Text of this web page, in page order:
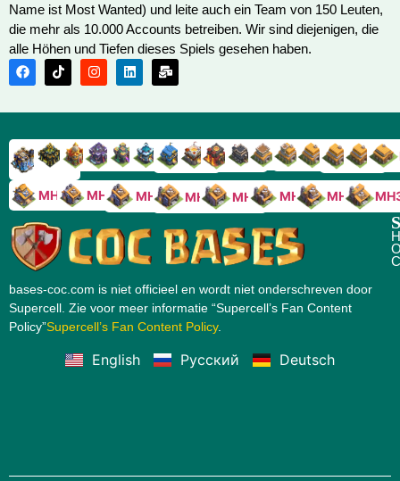
Name ist Most Wanted) und leite auch ein Team von 150 Leuten,
die mehr als 10.000 Accounts betreiben. Wir sind diejenigen, die
alle Höhen und Tiefen dieses Spiels gesehen haben.
RH18RH17RH16RH15RH14RH13RH12RH11RH10RH9RH8RH7RH6RH5RH4
MH10 MH9 MH8 MH7 MH6 MH5 MH4
bases-coc.com is niet officieel en wordt niet onderschreven door
Supercell. Zie voor meer informatie “Supercell’s Fan Content
Policy”Supercell’s Fan Content Policy.
English Русский Deutsch